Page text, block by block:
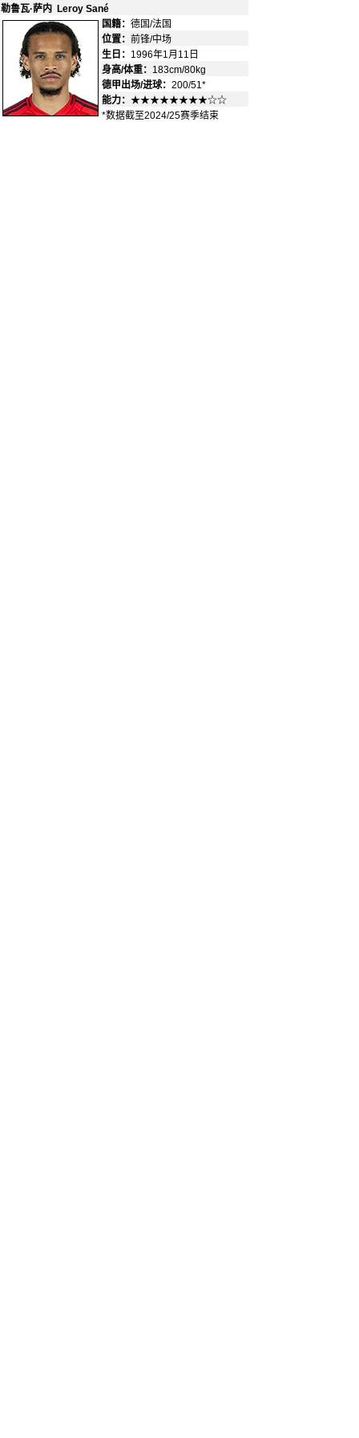
勒鲁瓦·萨内 Leroy Sané
国籍： 德国/法国
位置： 前锋/中场
生日： 1996年1月11日
身高/体重： 183cm/80kg
德甲出场/进球： 200/51*
能力： ★★★★★★★★☆☆
*数据截至2024/25赛季结束